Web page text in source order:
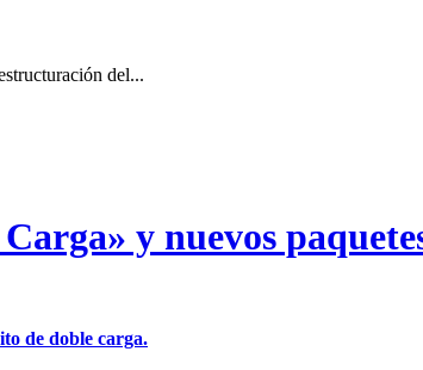
del...
y nuevos
de doble carga.